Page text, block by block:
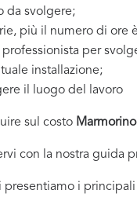
da svolgere;
più il numero di
professionista per
installazione;
il luogo del lavoro
sul costo Marmorino
con la nostra guida
presentiamo i